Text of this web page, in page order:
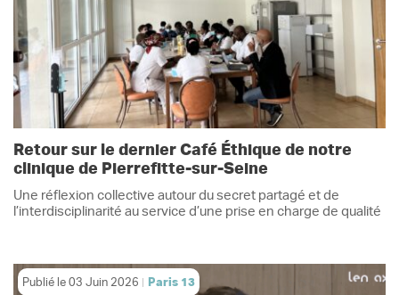
Retour sur le dernier Café Éthique de notre
clinique de Pierrefitte-sur-Seine
Une réflexion collective autour du secret partagé et de
l’interdisciplinarité au service d’une prise en charge de qualité
Publié le 03 Juin 2026 Paris 13